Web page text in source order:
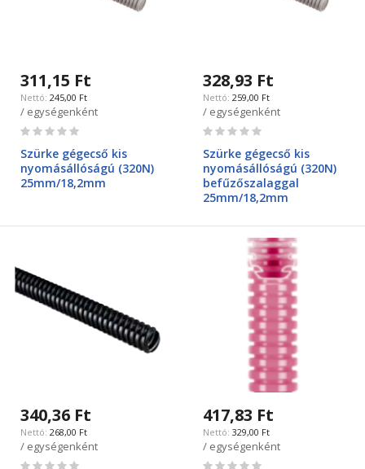
311,15 Ft
245,00 Ft
/ egységenként
Rating:
Szürke gégecső kis
nyomásállóságú (320N)
25mm/18,2mm
328,93 Ft
259,00 Ft
/ egységenként
Rating:
Szürke gégecső kis
nyomásállóságú (320N)
befűzőszalaggal
25mm/18,2mm
340,36 Ft
268,00 Ft
/ egységenként
Rating:
417,83 Ft
329,00 Ft
/ egységenként
Rating: